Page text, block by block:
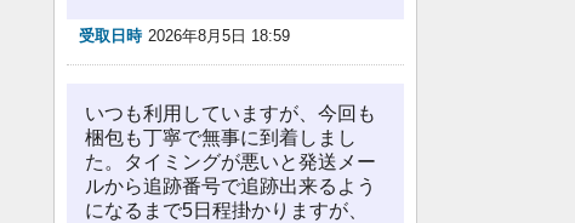
受取日時 2026年8月5日 18:59
いつも利用していますが、今回も
梱包も丁寧で無事に到着しまし
た。タイミングが悪いと発送メー
ルから追跡番号で追跡出来るよう
になるまで5日程掛かりますが、